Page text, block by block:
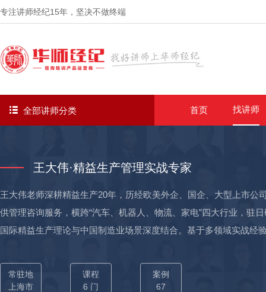
专注讲师经纪15年 ，坚决不做终端
全部讲师分类 首页 找讲师
王大伟·精益生产管理实战专家
王大伟老师深耕精益生产20年，历经欧美外企、国企、大型上市
供管理咨询服务，横跨“汽车、机器人、物流、家电”四大行业，驻
国际精益生产理论与中国制造业场景深度结合。基于多领域实战经
法论。 ❀【汽车领域】：以工艺革新驱动全链路价值重构 ——任职延锋汽车饰件系统有限公司--精益生产专家 ☛2亿+增效：主导
「AGV仓储物流系统设计」、「激光弱化视觉识别系统防错」、
常驻地
上海市
课程
6 门
案例
67